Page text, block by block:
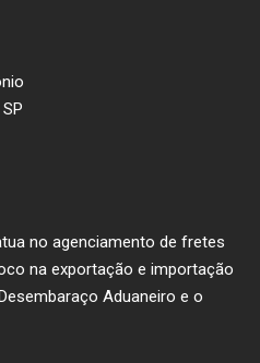
no agenciamento de fretes
na exportação e importação
Aduaneiro e o